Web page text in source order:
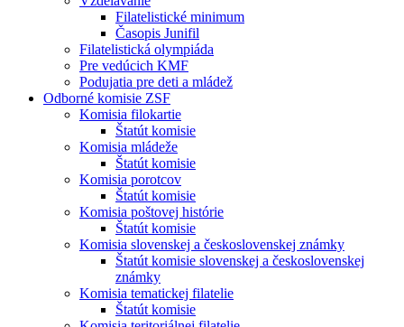
Filatelistické minimum
Časopis Junifil
Filatelistická olympiáda
Pre vedúcich KMF
Podujatia pre deti a mládež
Odborné komisie ZSF
Komisia filokartie
Štatút komisie
Komisia mládeže
Štatút komisie
Komisia porotcov
Štatút komisie
Komisia poštovej histórie
Štatút komisie
Komisia slovenskej a československej známky
Štatút komisie slovenskej a československej
známky
Komisia tematickej filatelie
Štatút komisie